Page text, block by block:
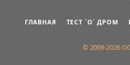
ГЛАВНАЯ ТЕСТ `О` ДРОМ
© 2009-2026